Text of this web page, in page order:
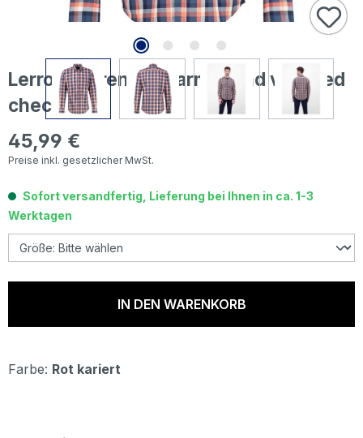
Lerros Herren Langarm Hemd vivid red
check
Regulärer Preis:
45,99 €
Preise inkl. gesetzlicher MwSt.
Sofort versandfertig, Lieferung bei Ihnen in ca. 1-3
Werktagen
IN DEN WARENKORB
Farbe: Rot kariert